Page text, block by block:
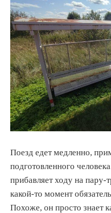
Поезд едет медленно,
подготовленного
прибавляет ходу на пару-
какой-то момент
Похоже, он просто знает